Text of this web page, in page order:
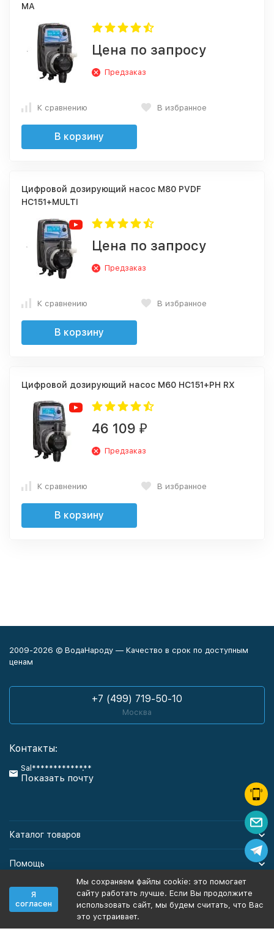
MA
Цена по запросу
Предзаказ
К сравнению В избранное
В корзину
Цифровой дозирующий насос M80 PVDF
HC151+MULTI
Цена по запросу
Предзаказ
К сравнению В избранное
В корзину
Цифровой дозирующий насос M60 HC151+PH RX
46 109 ₽
Предзаказ
К сравнению В избранное
В корзину
2009-2026 © ВодаНароду — Качество в срок по доступным
ценам
+7 (499) 719-50-10
Москва
Контакты:
Sal************.**
Показать почту
Каталог товаров
Помощь
Информация
Политика персональных данных Карта сайта
Я
согласен
Мы сохраняем файлы cookie: это помогает
сайту работать лучше. Если Вы продолжите
использовать сайт, мы будем считать, что Вас
это устраивает.